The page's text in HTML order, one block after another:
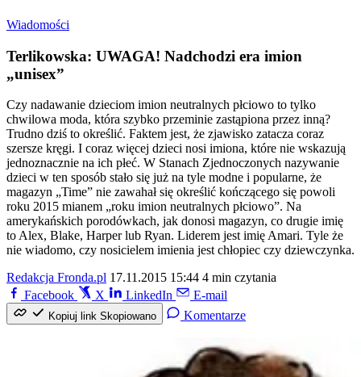
Wiadomości
Terlikowska: UWAGA! Nadchodzi era imion
„unisex”
Czy nadawanie dzieciom imion neutralnych płciowo to tylko
chwilowa moda, która szybko przeminie zastąpiona przez inną?
Trudno dziś to określić. Faktem jest, że zjawisko zatacza coraz
szersze kręgi. I coraz więcej dzieci nosi imiona, które nie wskazują
jednoznacznie na ich płeć. W Stanach Zjednoczonych nazywanie
dzieci w ten sposób stało się już na tyle modne i popularne, że
magazyn „Time” nie zawahał się określić kończącego się powoli
roku 2015 mianem „roku imion neutralnych płciowo”. Na
amerykańskich porodówkach, jak donosi magazyn, co drugie imię
to Alex, Blake, Harper lub Ryan. Liderem jest imię Amari. Tyle że
nie wiadomo, czy nosicielem imienia jest chłopiec czy dziewczynka.
Redakcja Fronda.pl 17.11.2015 15:44 4 min czytania
Facebook
X LinkedIn E-mail
Kopiuj link Skopiowano Komentarze